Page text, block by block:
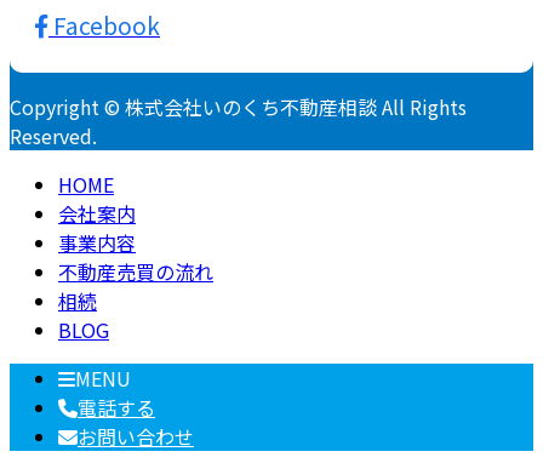
Facebook
Copyright © 株式会社いのくち不動産相談 All Rights
Reserved.
HOME
会社案内
事業内容
不動産売買の流れ
相続
BLOG
MENU
電話する
お問い合わせ